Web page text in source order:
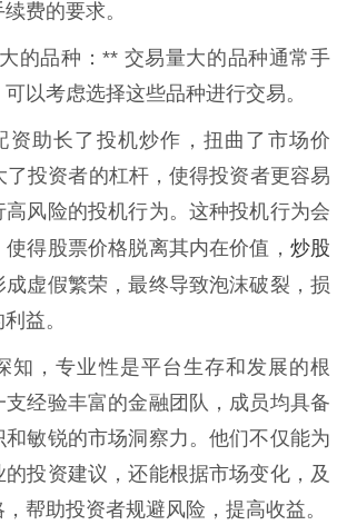
费的要求。
的品种：** 交易量大的品种通常手
以考虑选择这些品种进行交易。
资助长了投机炒作，扭曲了市场价
了投资者的杠杆，使得投资者更容易
风险的投机行为。这种投机行为会
得股票价格脱离其内在价值， 炒股
成虚假繁荣，最终导致泡沫破裂，损
益。
知，专业性是平台生存和发展的根
经验丰富的金融团队，成员均具备
敏锐的市场洞察力。他们不仅能为
投资建议，还能根据市场变化，及
帮助投资者规避风险，提高收益。